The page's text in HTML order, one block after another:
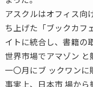
アスクルはオフィス向
ち上げた「ブックカフ
イトに統合し、書籍の
世界市場でアマゾン
一〇月にブ ックワンに
事実上、日本市 場から